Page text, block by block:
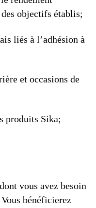
objectifs établis;
liés à l’adhésion à
et occasions de
produits Sika;
vous avez besoin
bénéficierez